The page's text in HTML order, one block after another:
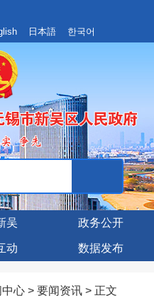
日本語 한국어
吴 政务公开
动 数据发布
中心 > 要闻资讯 > 正文